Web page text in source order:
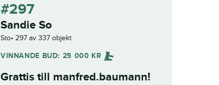
#297
Sandie So
Sto 297 av 337 objekt
VINNANDE BUD: 25 000 KR
Grattis till manfred.baumann!